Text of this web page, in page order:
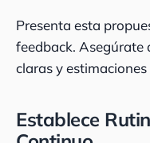
Presenta esta
feedback. Asegúrate
claras y
Establece